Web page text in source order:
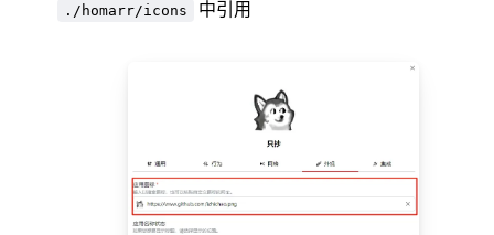
./homarr/icons 中引用